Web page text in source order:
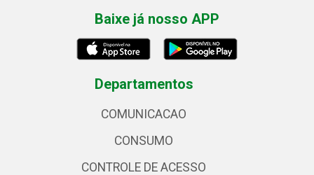
Baixe já nosso APP
Departamentos
COMUNICACAO
CONSUMO
CONTROLE DE ACESSO